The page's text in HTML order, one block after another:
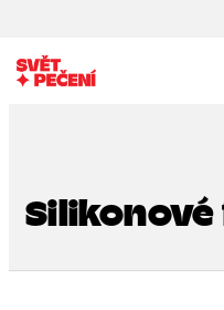
na
obsah